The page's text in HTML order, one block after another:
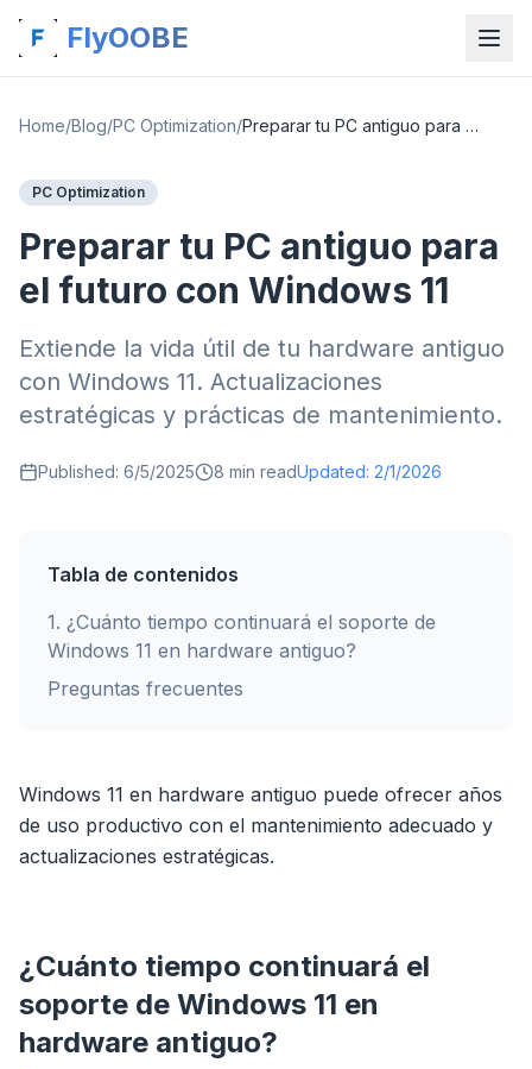
FlyOOBE
Home/Blog/PC Optimization/ Preparar tu PC antiguo para el futuro con Windows 11
PC Optimization
Preparar tu PC antiguo para
el futuro con Windows 11
Extiende la vida útil de tu hardware antiguo
con Windows 11. Actualizaciones
estratégicas y prácticas de mantenimiento.
Published: 6/5/2025 8 min readUpdated: 2/1/2026
Tabla de contenidos
1. ¿Cuánto tiempo continuará el soporte de
Windows 11 en hardware antiguo?
Preguntas frecuentes
Windows 11 en hardware antiguo puede ofrecer años
de uso productivo con el mantenimiento adecuado y
actualizaciones estratégicas.
¿Cuánto tiempo continuará el
soporte de Windows 11 en
hardware antiguo?